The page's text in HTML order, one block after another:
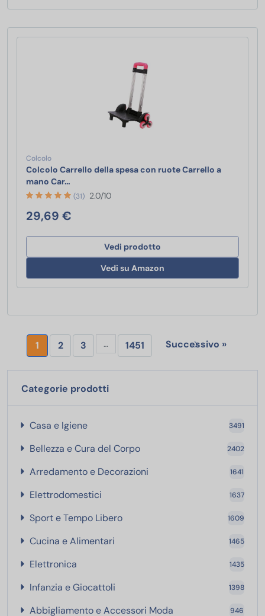
Colcolo
Colcolo Carrello della spesa con ruote Carrello a
mano Car…
(31) 2.0/10
29,69 €
Vedi prodotto
Vedi su Amazon
1 2 3 … 1451 Successivo »
Categorie prodotti
Casa e Igiene 3491
Casa e Igiene
Bellezza e Cura del Corpo
2402
Bellezza e Cura del Corpo
Arredamento e Decorazioni
1641
Arredamento e
Elettrodomestici
1637
Sport e Tempo Libero
1609
Sport e Tempo Libero
Cucina e Alimentari
1465
Elettronica
1435
Infanzia e Giocattoli
1398
Abbigliamento e Accessori Moda
946
Abbigliamento e